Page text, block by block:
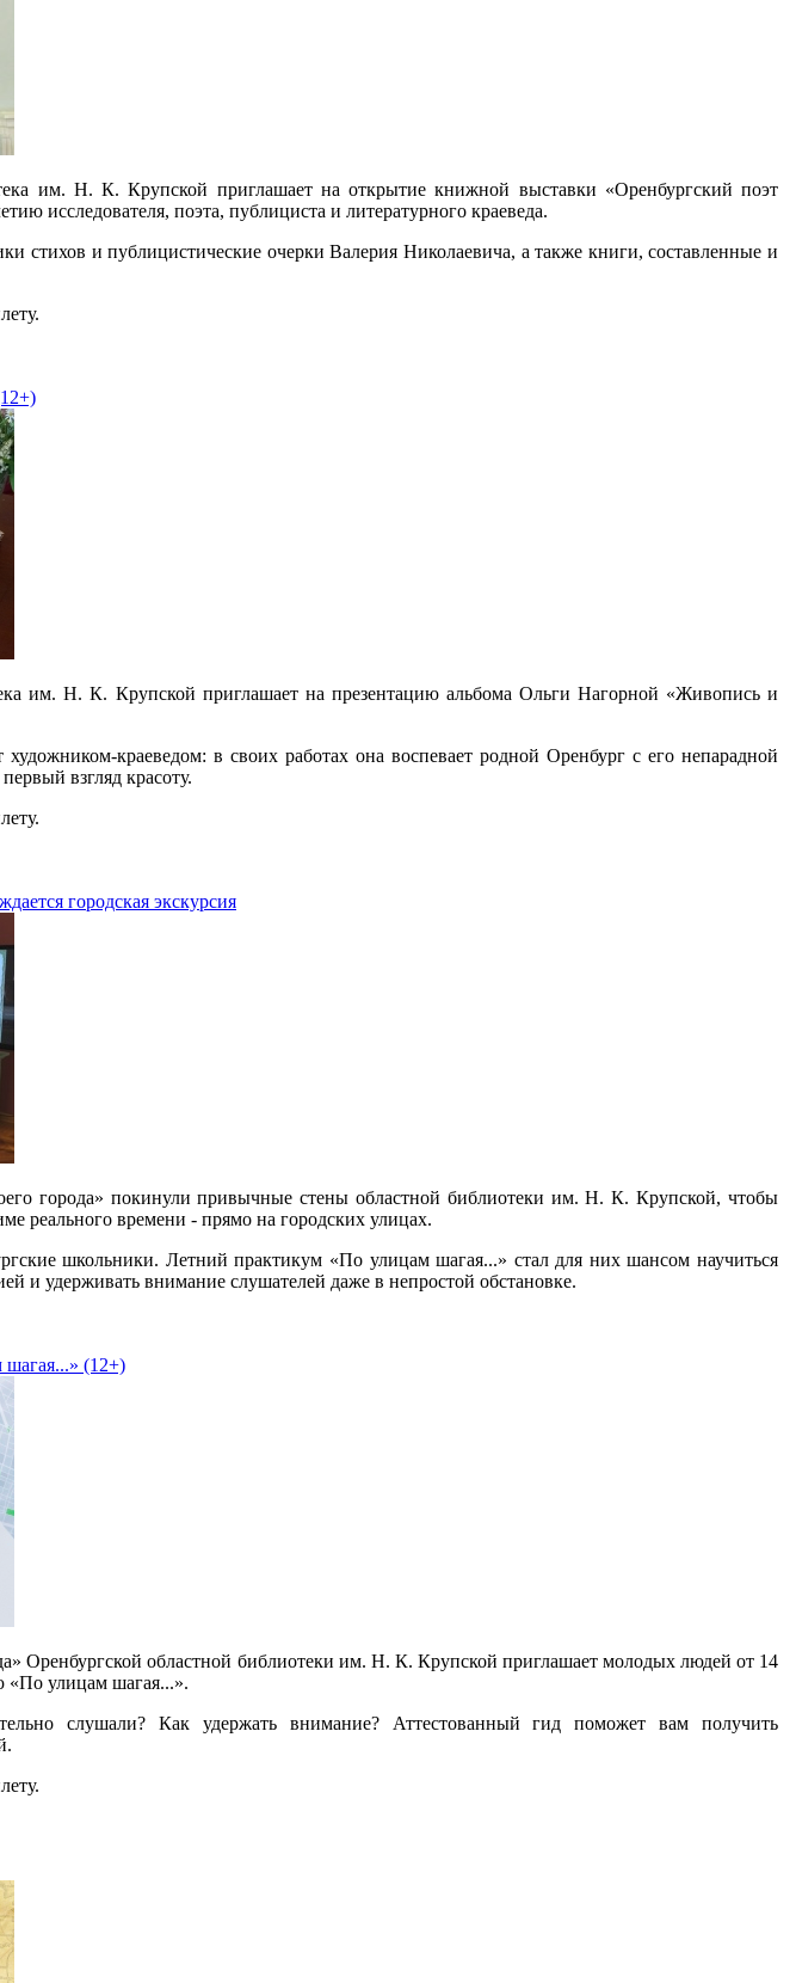
им. Н. К. Крупской приглашает на открытие книжной выставки «Оренбургский поэт
исследователя, поэта, публициста и литературного краеведа.
стихов и публицистические очерки Валерия Николаевича, а также книги, составленные и
им. Н. К. Крупской приглашает на презентацию альбома Ольги Нагорной «Живопись и
краеведом: в своих работах она воспевает родной Оренбург с его непарадной
взгляд красоту.
городская экскурсия
города» покинули привычные стены областной библиотеки им. Н. К. Крупской, чтобы
реального времени - прямо на городских улицах.
школьники. Летний практикум «По улицам шагая...» стал для них шансом научиться
и удерживать внимание слушателей даже в непростой обстановке.
(12+)
Оренбургской областной библиотеки им. Н. К. Крупской приглашает молодых людей от 14
«По улицам шагая...».
слушали? Как удержать внимание? Аттестованный гид поможет вам получить